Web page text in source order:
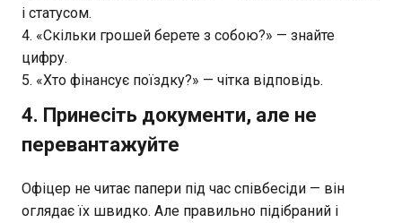
і статусом.
«Скільки грошей берете з собою?» — знайте
цифру.
«Хто фінансує поїздку?» — чітка відповідь.
4. Принесіть документи, але не
перевантажуйте
Офіцер не читає папери під час співбесіди — він
оглядає їх швидко. Але правильно підібраний і